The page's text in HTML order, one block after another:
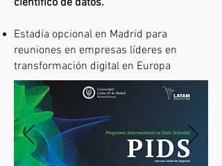
Estadía opcional en Madrid para
reuniones en empresas líderes en
transformación digital en Europa